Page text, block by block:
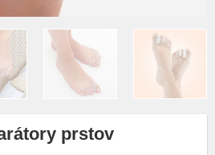
prstov